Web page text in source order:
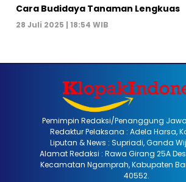
Cara Budidaya Tanaman Lengkuas
28 Juli 2025 | 18:54 WIB
Pemimpin Redaksi/Penanggung
Redaktur Pelaksana : Adela Harsa,
Liputan & News : Supriadi, Ganda
Alamat Redaksi : Rawa Girang 25A
Kecamatan Ngamprah, Kabupaten
40552.